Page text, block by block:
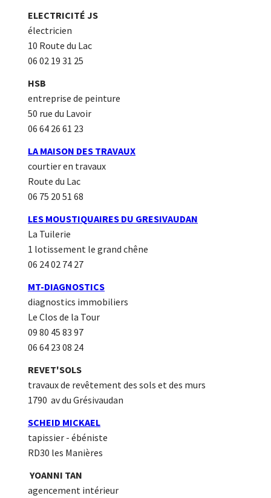
ELECTRICITÉ JS
électricien
10 Route du Lac
06 02 19 31 25
HSB
entreprise de peinture
50 rue du Lavoir
06 64 26 61 23
LA MAISON DES TRAVAUX
courtier en travaux
Route du Lac
06 75 20 51 68
LES MOUSTIQUAIRES DU GRESIVAUDAN
La Tuilerie
1 lotissement le grand chêne
06 24 02 74 27
MT-DIAGNOSTICS
diagnostics immobiliers
Le Clos de la Tour
09 80 45 83 97
06 64 23 08 24
REVET'SOLS
travaux de revêtement des sols et des murs
1790 av du Grésivaudan
SCHEID MICKAEL
tapissier - ébéniste
RD30 les Manières
YOANNI TAN
agencement intérieur